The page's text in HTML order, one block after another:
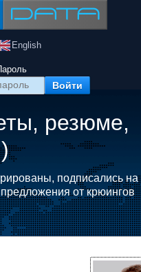
English
резюме,
подписались на
от крюингов